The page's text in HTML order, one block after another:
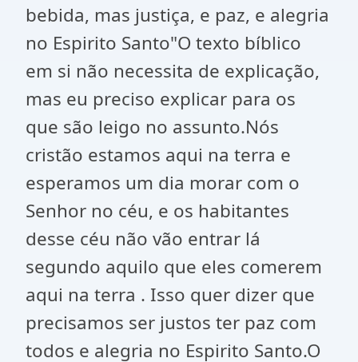
bebida, mas justiça, e paz, e alegria
no Espirito Santo"O texto bíblico
em si não necessita de explicação,
mas eu preciso explicar para os
que são leigo no assunto.Nós
cristão estamos aqui na terra e
esperamos um dia morar com o
Senhor no céu, e os habitantes
desse céu não vão entrar lá
segundo aquilo que eles comerem
aqui na terra . Isso quer dizer que
precisamos ser justos ter paz com
todos e alegria no Espirito Santo.O